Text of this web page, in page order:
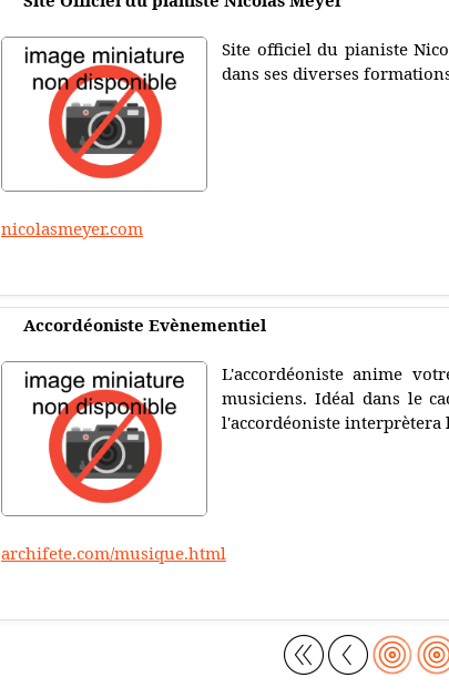
Site officiel du pianiste
dans ses diverses
nicolasmeyer.com
Accordéoniste Evènementiel
L'accordéoniste anime
musiciens. Idéal dans le
l'accordéoniste interprètera
archifete.com/musique.html